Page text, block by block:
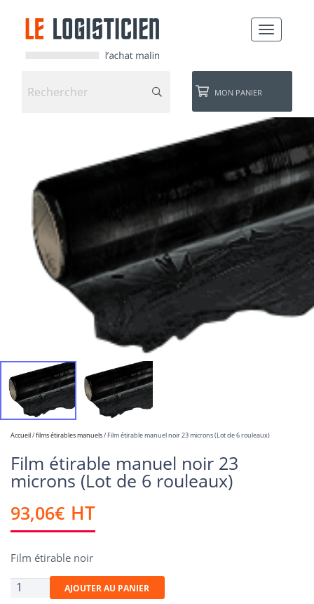
TOGGLE
MON PANIER
Accueil/films étirables manuels/ Film étirable manuel noir 23 microns (Lot de 6 rouleaux)
Film étirable manuel noir 23
microns (Lot de 6 rouleaux)
93,06€ HT
Film étirable noir
quantité
AJOUTER AU PANIER